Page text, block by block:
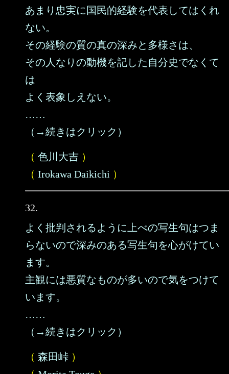
あまり忠実に国民的経験を代表してはくれ
ない。
その経験の質の真の深みと多様さは、
その人なりの動機を記した自分史でなくて
は
よく表象しえない。
……
（→続きはクリック）
（ 色川大吉 ）
（ Irokawa Daikichi ）
32.
よく批判されるように上べの写生句はつま
らないので深みのある写生句を心がけてい
ます。
主観には悪質なものが多いので気をつけて
います。
……
（→続きはクリック）
（ 森田峠 ）